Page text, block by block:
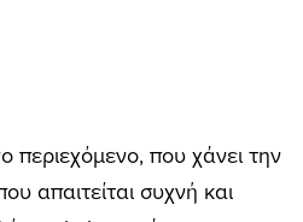
περιεχόμενο, που χάνει την
απαιτείται συχνή και